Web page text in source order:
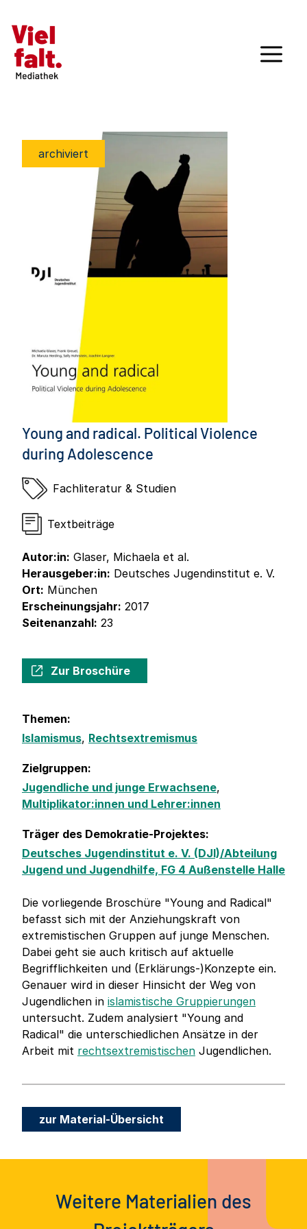
archiviert
Young and radical. Political Violence
during Adolescence
Fachliteratur & Studien
Textbeiträge
Autor:in: Glaser, Michaela et al.
Herausgeber:in: Deutsches Jugendinstitut e. V.
Ort: München
Erscheinungsjahr: 2017
Seitenanzahl: 23
Zur Broschüre
Themen:
Islamismus, Rechtsextremismus
Zielgruppen:
Jugendliche und junge Erwachsene,
Multiplikator:innen und Lehrer:innen
Träger des Demokratie-Projektes:
Deutsches Jugendinstitut e. V. (DJI)/Abteilung
Jugend und Jugendhilfe, FG 4 Außenstelle Halle
Die vorliegende Broschüre "Young and Radical"
befasst sich mit der Anziehungskraft von
extremistischen Gruppen auf junge Menschen.
Dabei geht sie auch kritisch auf aktuelle
Begrifflichkeiten und (Erklärungs-)Konzepte ein.
Genauer wird in dieser Hinsicht der Weg von
Jugendlichen in islamistische Gruppierungen
untersucht. Zudem analysiert "Young and
Radical" die unterschiedlichen Ansätze in der
Arbeit mit rechtsextremistischen Jugendlichen.
zur Material-Übersicht
Weitere Materialien des